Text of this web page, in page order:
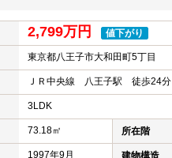
2,799万円 値下がり
東京都八王子市大和田町5丁目
ＪＲ中央線 八王子駅 徒歩24分
3LDK
73.18㎡ 所在階
1997年9月 建物構造